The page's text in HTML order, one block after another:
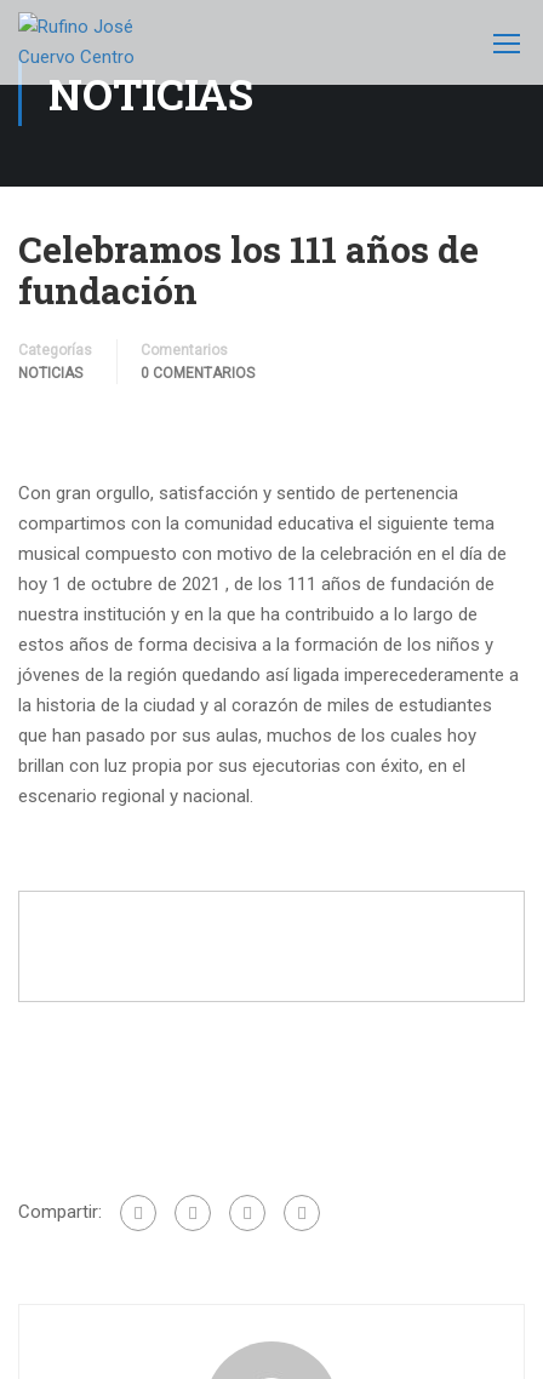
NOTICIAS
Celebramos los 111 años de
fundación
Categorías
NOTICIAS
Comentarios
0 COMENTARIOS
Con gran orgullo, satisfacción y sentido de pertenencia
compartimos con la comunidad educativa el siguiente tema
musical compuesto con motivo de la celebración en el día de
hoy 1 de octubre de 2021 , de los 111 años de fundación de
nuestra institución y en la que ha contribuido a lo largo de
estos años de forma decisiva a la formación de los niños y
jóvenes de la región quedando así ligada imperecederamente a
la historia de la ciudad y al corazón de miles de estudiantes
que han pasado por sus aulas, muchos de los cuales hoy
brillan con luz propia por sus ejecutorias con éxito, en el
escenario regional y nacional.
Compartir: